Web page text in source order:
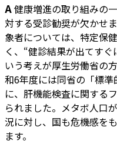
A健康増進の取り組みの
対する受診勧奨が欠かせ
象者については、特定保
く、“健診結果が出てす
いう考えが厚生労働省の
和6年度には同省の「標準
に、肝機能検査に関する
られました。メタボ人口
況に対し、国も危機感を
ます。